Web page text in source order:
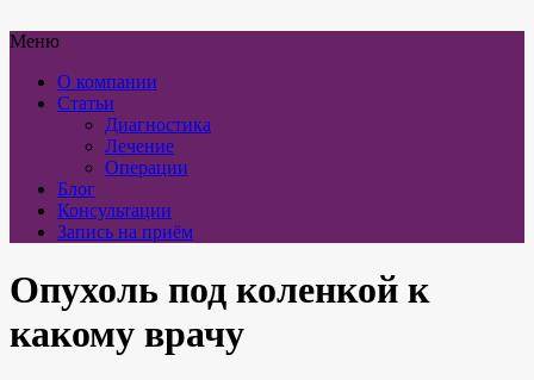
Меню
О компании
Статьи
Диагностика
Лечение
Операции
Блог
Консультации
Запись на приём
Опухоль под коленкой к
какому врачу